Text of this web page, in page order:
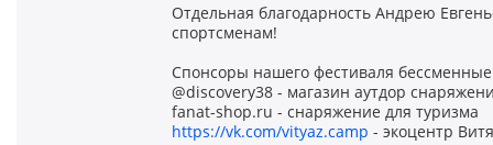
Отдельная благодарность Андрею
спортсменам!
Спонсоры нашего фестиваля
@discovery38 - магазин аутдор
fanat-shop.ru - снаряжение для туризма
https://vk.com/vityaz.camp - экоцентр